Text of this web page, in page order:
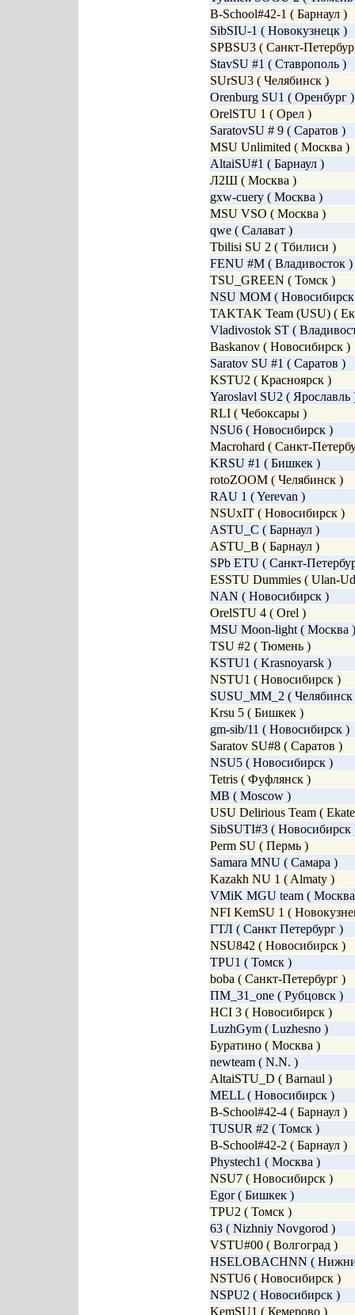
B-School#42-1 ( Барнаул )
SibSIU-1 ( Новокузнецк )
SPBSU3 ( Санкт-
StavSU #1 ( Ставрополь )
SUrSU3 ( Челябинск )
Orenburg SU1 ( Оренбург )
OrelSTU 1 ( Орел )
SaratovSU # 9 ( Саратов )
MSU Unlimited ( Москва )
AltaiSU#1 ( Барнаул )
Л2Ш ( Москва )
gxw-cuery ( Москва )
MSU VSO ( Москва )
qwe ( Салават )
Tbilisi SU 2 ( Тбилиси )
FENU #M ( Владивосток )
TSU_GREEN ( Томск )
NSU MOM (
TAKTAK Team (USU) (
Vladivostok ST (
Baskanov ( Новосибирск )
Saratov SU #1 ( Саратов )
KSTU2 ( Красноярск )
Yaroslavl SU2 ( Ярославль
RLI ( Чебоксары )
NSU6 ( Новосибирск )
Macrohard ( Санкт-
KRSU #1 ( Бишкек )
rotoZOOM ( Челябинск )
RAU 1 ( Yerevan )
NSUxIT ( Новосибирск )
ASTU_C ( Барнаул )
ASTU_B ( Барнаул )
SPb ETU ( Санкт-
ESSTU Dummies ( Ulan-
NAN ( Новосибирск )
OrelSTU 4 ( Orel )
MSU Moon-light ( Москва )
TSU #2 ( Тюмень )
KSTU1 ( Krasnoyarsk )
NSTU1 ( Новосибирск )
SUSU_MM_2 ( Челябинск
Krsu 5 ( Бишкек )
gm-sib/11 ( Новосибирск )
Saratov SU#8 ( Саратов )
NSU5 ( Новосибирск )
Tetris ( Фуфлянск )
MB ( Moscow )
USU Delirious Team (
SibSUTI#3 ( Новосибирск
Perm SU ( Пермь )
Samara MNU ( Самара )
Kazakh NU 1 ( Almaty )
VMiK MGU team (
NFI KemSU 1 (
ГТЛ ( Санкт Петербург )
NSU842 ( Новосибирск )
TPU1 ( Томск )
boba ( Санкт-Петербург )
ПМ_31_one ( Рубцовск )
HCI 3 ( Новосибирск )
LuzhGym ( Luzhesno )
Буратино ( Москва )
newteam ( N.N. )
AltaiSTU_D ( Barnaul )
MELL ( Новосибирск )
B-School#42-4 ( Барнаул )
TUSUR #2 ( Томск )
B-School#42-2 ( Барнаул )
Phystech1 ( Москва )
NSU7 ( Новосибирск )
Egor ( Бишкек )
TPU2 ( Томск )
63 ( Nizhniy Novgorod )
VSTU#00 ( Волгоград )
HSELOBACHNN (
NSTU6 ( Новосибирск )
NSPU2 ( Новосибирск )
KemSU1 ( Кемерово )